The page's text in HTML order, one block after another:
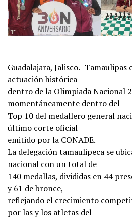
Guadalajara, Jalisco.-
actuación histórica
dentro de la Olimpiada Nacional
momentáneamente dentro del
Top 10 del medallero general
último corte oficial
emitido por la CONADE.
La delegación tamaulipeca se
nacional con un total de
140 medallas, divididas en 44
y 61 de bronce,
reflejando el crecimiento
por las y los atletas del